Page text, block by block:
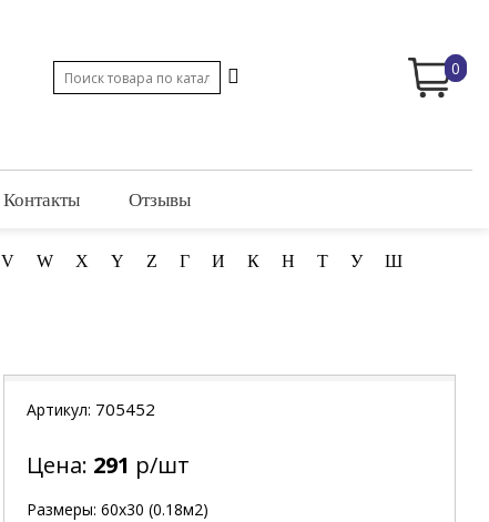
0
Контакты Отзывы
V W X Y Z Г И К Н Т У Ш
Артикул: 705452
Цена: 291 р/шт
Размеры: 60х30 (0.18м2)